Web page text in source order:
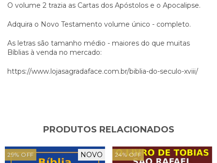
O volume 2 trazia as Cartas dos Apóstolos e o Apocalipse.
Adquira o Novo Testamento volume único - completo.
As letras são tamanho médio - maiores do que muitas
Bíblias à venda no mercado:
https://www.lojasagradaface.com.br/biblia-do-seculo-xviii/
PRODUTOS RELACIONADOS
29% OFF NOVO 24%OFF